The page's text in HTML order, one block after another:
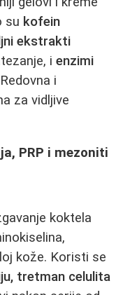
su kofein
ekstrakti
i enzimi
i
za vidljive
PRP i mezoniti
koktela
kože. Koristi se
tretman celulita